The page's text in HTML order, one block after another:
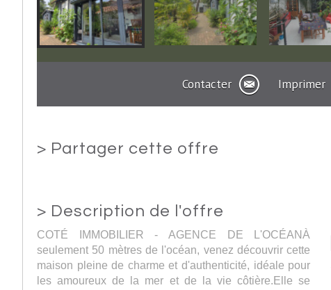
Contacter Imprimer
> Partager cette offre
> Description de l'offre
COTÉ IMMOBILIER - AGENCE DE L'OCÉANÀ
seulement 50 mètres de l'océan, venez découvrir cette
maison pleine de charme et d'authenticité, idéale pour
les amoureux de la mer et de la vie côtière.Elle se